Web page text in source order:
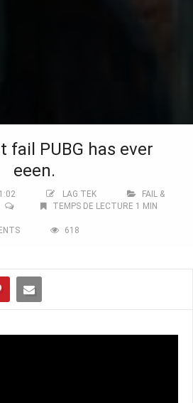
fail PUBG has ever
eeen.
LAG TEK
FAIL &
TEMPS DE LECTURE 1 MIN
618